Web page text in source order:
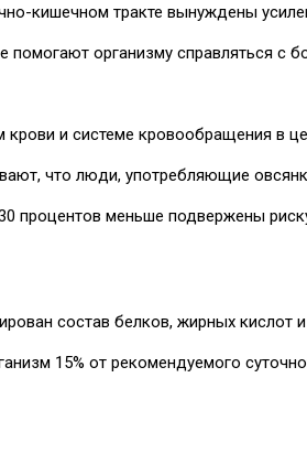
кишечном тракте вынуждены
организму справляться с
и системе кровообращения в
что люди, употребляющие
меньше подвержены
состав белков, жирных кислот
15% от рекомендуемого